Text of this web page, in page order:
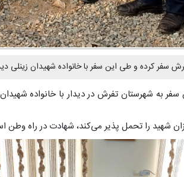
با خانواده شهیدان زینلی دیدار و کلنگ نیروگاه
شهید را تحمل پذیر می‌کند، شهادت در راه وطن